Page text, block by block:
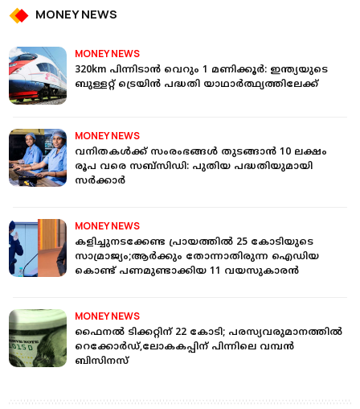
MONEY NEWS
MONEY NEWS
320km പിന്നിടാന്‍ വെറും 1 മണിക്കൂർ: ഇന്ത്യയുടെ
ബുള്ളറ്റ് ട്രെയിൻ പദ്ധതി യാഥാർത്ഥ്യത്തിലേക്ക്
MONEY NEWS
വനിതകള്‍ക്ക് സംരംഭങ്ങള്‍ തുടങ്ങാന്‍ 10 ലക്ഷം
രൂപ വരെ സബ്​സിഡി: പുതിയ പദ്ധതിയുമായി
സർക്കാർ
MONEY NEWS
കളിച്ചുനടക്കേണ്ട പ്രായത്തിൽ 25 കോടിയുടെ
സാമ്രാജ്യം;ആർക്കും തോന്നാതിരുന്ന ഐഡിയ
കൊണ്ട് പണമുണ്ടാക്കിയ 11 വയസുകാരൻ
MONEY NEWS
ഫൈനൽ ടിക്കറ്റിന് 22 കോടി; പരസ്യവരുമാനത്തിൽ
റെക്കോർഡ്,ലോകകപ്പിന് പിന്നിലെ വമ്പൻ
ബിസിനസ്